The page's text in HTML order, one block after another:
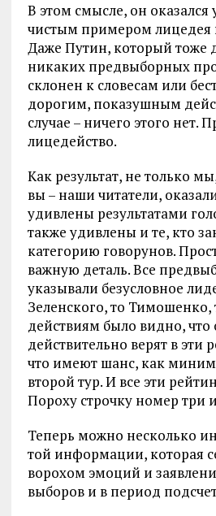
В этом смысле, он
чистым примером лицедея
Даже Путин, который тоже
никаких предвыборных
склонен к словесам или
дорогим, показушным
случае – ничего этого нет.
лицедейство.
Как результат, не только
вы – наши читатели,
удивлены результатами
также удивлены и те, кто
категорию говорунов.
важную деталь. Все
указывали безусловное
Зеленского, то Тимошенко,
действиям было видно, что
действительно верят в эти
что имеют шанс, как
второй тур. И все эти
Пороху строчку номер три
Теперь можно несколько
той информации, которая
ворохом эмоций и
выборов и в период